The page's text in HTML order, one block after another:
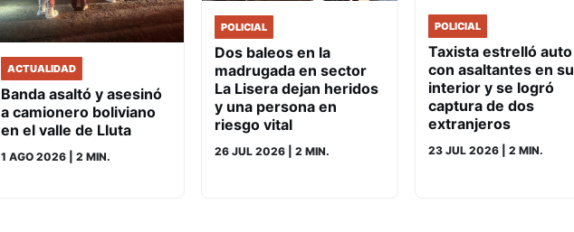
ACTUALIDAD
Banda asaltó y asesinó
a camionero boliviano
en el valle de Lluta
1 AGO 2026 | 2 MIN.
POLICIAL
Dos baleos en la
madrugada en sector
La Lisera dejan heridos
y una persona en
riesgo vital
26 JUL 2026 | 2 MIN.
POLICIAL
Taxista estrelló auto
con asaltantes en su
interior y se logró
captura de dos
extranjeros
23 JUL 2026 | 2 MIN.